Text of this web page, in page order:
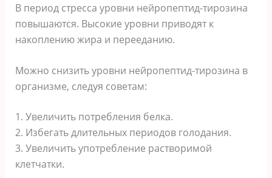
В период стресса уровни нейропептид-тирозина
повышаются. Высокие уровни приводят к
накоплению жира и перееданию.
Можно снизить уровни нейропептид-тирозина в
организме, следуя советам:
1. Увеличить потребления белка.
2. Избегать длительных периодов голодания.
3. Увеличить употребление растворимой
клетчатки.